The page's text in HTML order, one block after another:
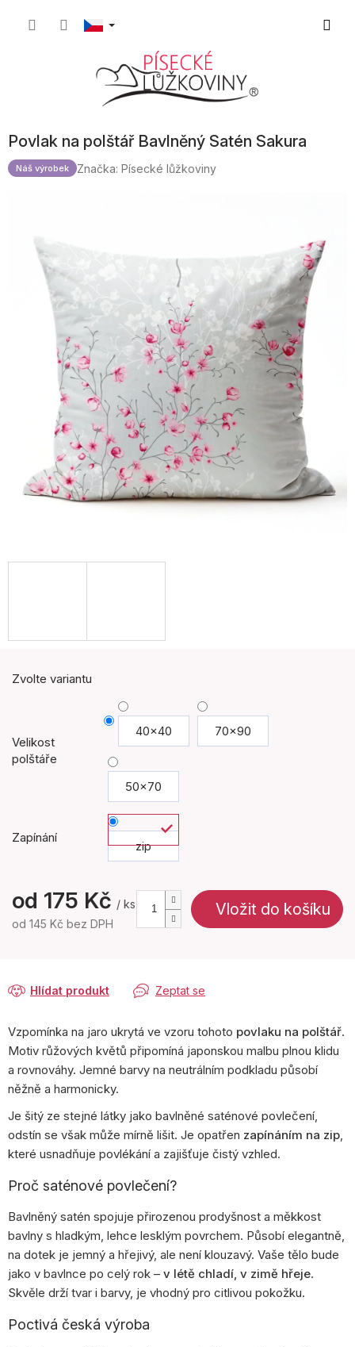
Povlak na polštář Bavlněný Satén Sakura
Náš výrobek Značka: Písecké lůžkoviny
Zvolte variantu
Velikost
polštáře
40x40 70x90
50x70
Zapínání
zip
od 175 Kč / ks
od 145 Kč bez DPH
Vložit do košíku
Zeptat se
Hlídat produkt
Vzpomínka na jaro ukrytá ve vzoru tohoto povlaku na polštář.
Motiv růžových květů připomíná japonskou malbu plnou klidu
a rovnováhy. Jemné barvy na neutrálním podkladu působí
něžně a harmonicky.
Je šitý ze stejné látky jako bavlněné saténové povlečení,
odstín se však může mírně lišit. Je opatřen zapínáním na zip,
které usnadňuje povlékání a zajišťuje čistý vzhled.
Proč saténové povlečení?
Bavlněný satén spojuje přirozenou prodyšnost a měkkost
bavlny s hladkým, lehce lesklým povrchem. Působí elegantně,
na dotek je jemný a hřejivý, ale není klouzavý. Vaše tělo bude
jako v bavlnce po celý rok – v létě chladí, v zimě hřeje.
Skvěle drží tvar i barvy, je vhodný pro citlivou pokožku.
Poctivá česká výroba